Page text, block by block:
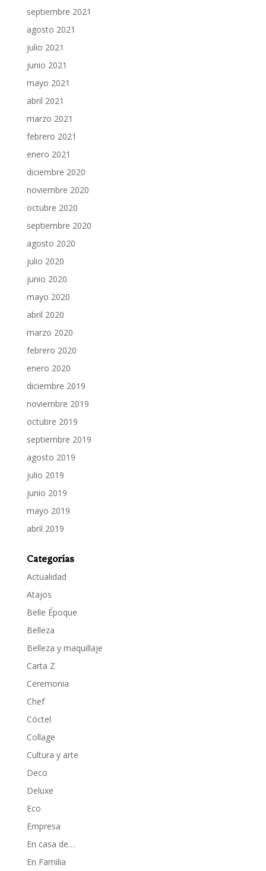
septiembre 2021
agosto 2021
julio 2021
junio 2021
mayo 2021
abril 2021
marzo 2021
febrero 2021
enero 2021
diciembre 2020
noviembre 2020
octubre 2020
septiembre 2020
agosto 2020
julio 2020
junio 2020
mayo 2020
abril 2020
marzo 2020
febrero 2020
enero 2020
diciembre 2019
noviembre 2019
octubre 2019
septiembre 2019
agosto 2019
julio 2019
junio 2019
mayo 2019
abril 2019
Categorías
Actualidad
Atajos
Belle Époque
Belleza
Belleza y maquillaje
Carta Z
Ceremonia
Chef
Cóctel
Collage
Cultura y arte
Deco
Deluxe
Eco
Empresa
En casa de…
En Familia